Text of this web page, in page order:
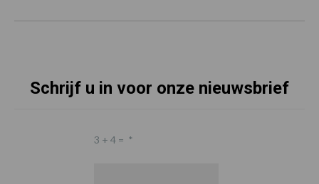
Schrijf u in voor onze nieuwsbrief
3 + 4 = *